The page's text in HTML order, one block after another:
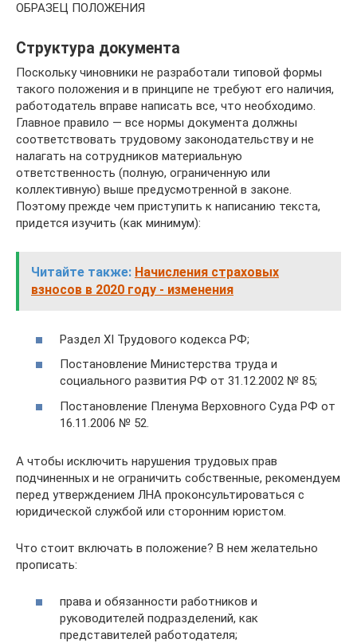
ОБРАЗЕЦ ПОЛОЖЕНИЯ
Структура документа
Поскольку чиновники не разработали типовой формы
такого положения и в принципе не требуют его наличия,
работодатель вправе написать все, что необходимо.
Главное правило — все нормы документа должны
соответствовать трудовому законодательству и не
налагать на сотрудников материальную
ответственность (полную, ограниченную или
коллективную) выше предусмотренной в законе.
Поэтому прежде чем приступить к написанию текста,
придется изучить (как минимум):
Читайте также: Начисления страховых
взносов в 2020 году - изменения
Раздел XI Трудового кодекса РФ;
Постановление Министерства труда и
социального развития РФ от 31.12.2002 № 85;
Постановление Пленума Верховного Суда РФ от
16.11.2006 № 52.
А чтобы исключить нарушения трудовых прав
подчиненных и не ограничить собственные, рекомендуем
перед утверждением ЛНА проконсультироваться с
юридической службой или сторонним юристом.
Что стоит включать в положение? В нем желательно
прописать:
права и обязанности работников и
руководителей подразделений, как
представителей работодателя;